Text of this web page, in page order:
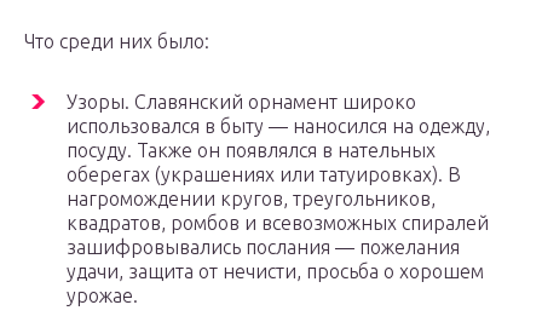
Что среди них было:
Узоры. Славянский орнамент широко
использовался в быту — наносился на одежду,
посуду. Также он появлялся в нательных
оберегах (украшениях или татуировках). В
нагромождении кругов, треугольников,
квадратов, ромбов и всевозможных спиралей
зашифровывались послания — пожелания
удачи, защита от нечисти, просьба о хорошем
урожае.